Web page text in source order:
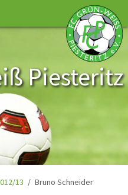
Piesteritz
13 Bruno Schneider